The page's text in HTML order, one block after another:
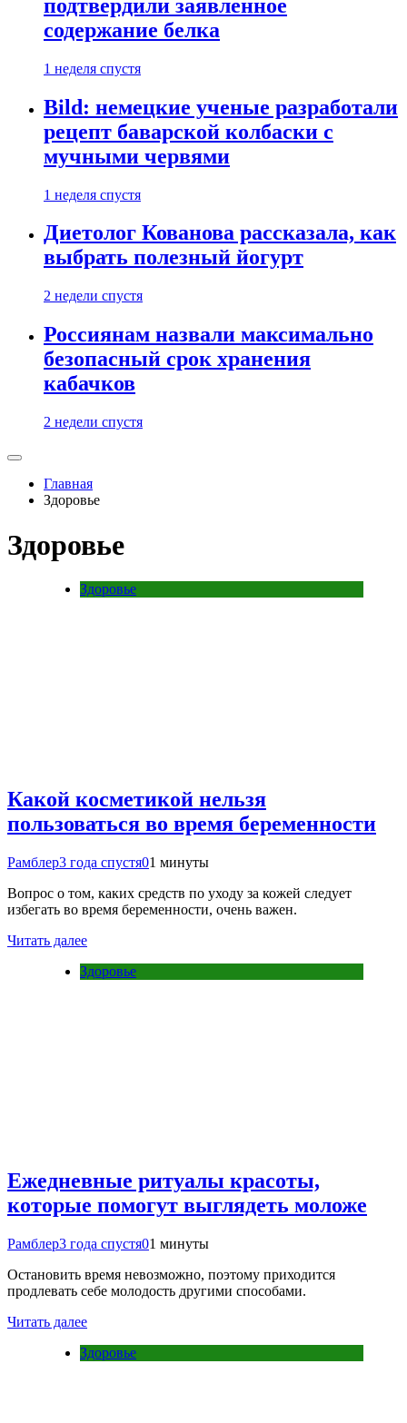
подтвердили заявленное
содержание белка
1 неделя спустя
Bild: немецкие ученые разработали
рецепт баварской колбаски с
мучными червями
1 неделя спустя
Диетолог Кованова рассказала, как
выбрать полезный йогурт
2 недели спустя
Россиянам назвали максимально
безопасный срок хранения
кабачков
2 недели спустя
Главная
Здоровье
Здоровье
Здоровье
Какой косметикой нельзя
пользоваться во время беременности
Рамблер3 года спустя01 минуты
Вопрос о том, каких средств по уходу за кожей следует
избегать во время беременности, очень важен.
Читать далее
Здоровье
Ежедневные ритуалы красоты,
которые помогут выглядеть моложе
Рамблер3 года спустя01 минуты
Остановить время невозможно, поэтому приходится
продлевать себе молодость другими способами.
Читать далее
Здоровье